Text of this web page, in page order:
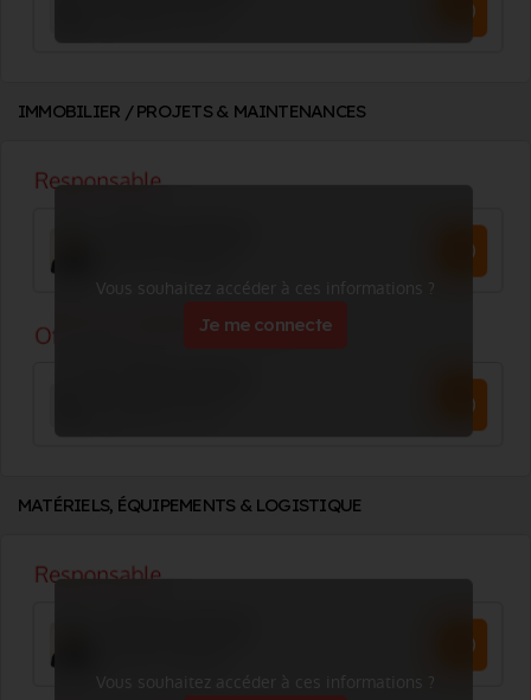
IMMOBILIER / PROJETS & MAINTENANCES
Vous souhaitez accéder à ces informations ?
Je me connecte
MATÉRIELS, ÉQUIPEMENTS & LOGISTIQUE
Vous souhaitez accéder à ces informations ?